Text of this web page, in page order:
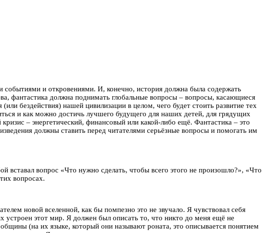
и откровениями. И, конечно, история должна была содержать
фантастика должна поднимать глобальные вопросы – вопросы, касающиеся
бездействия) нашей цивилизации в целом, чего будет стоить развитие тех
и как можно достичь лучшего будущего для наших детей, для грядущих
– энергетический, финансовый или какой-либо ещё. Фантастика – это
должны ставить перед читателями серьёзные вопросы и помогать им
вставал вопрос «Что нужно сделать, чтобы всего этого не произошло?», «Что
вопросах.
новой вселенной, как бы помпезно это не звучало. Я чувствовал себя
устроен этот мир. Я должен был описать то, что никто до меня ещё не
(на их языке, который они называют роната, это описывается понятием